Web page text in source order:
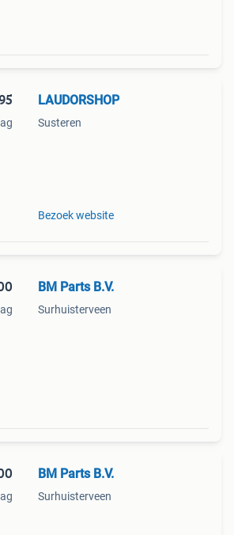
LAUDORSHOP
Susteren
Bezoek website
BM Parts B.V.
Surhuisterveen
BM Parts B.V.
Surhuisterveen